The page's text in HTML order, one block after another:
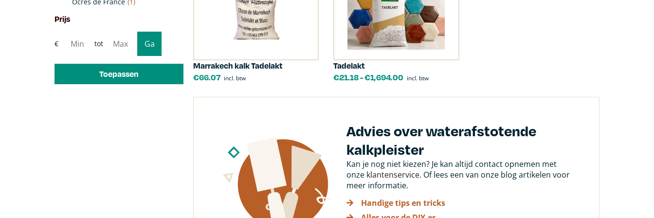
Prijs
Toepassen
Marrakech kalk Tadelakt
€66.07 incl. btw
Tadelakt
€21.18-€1,694.00 incl. btw
Advies over waterafstotende
kalkpleister
Kan je nog niet kiezen? Je kan altijd contact opnemen met
onze klantenservice. Of lees een van onze blog artikelen voor
meer informatie.
Handige tips en tricks